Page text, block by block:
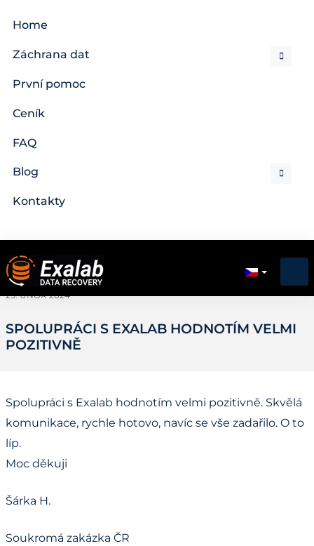
Home
Záchrana dat
První pomoc
Ceník
FAQ
Blog
Kontakty
29. ÚNOR 2024
SPOLUPRÁCI S EXALAB HODNOTÍM VELMI
POZITIVNĚ
Spolupráci s Exalab hodnotím velmi pozitivně. Skvělá
komunikace, rychle hotovo, navíc se vše zadařilo. O to
líp.
Moc děkuji
Šárka H.
Soukromá zakázka ČR